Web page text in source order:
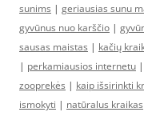
sunims | geriausias sunu
gyvūnus nuo karščio |
sausas maistas | kačių
| perkamiausios internetu |
zooprekės | kaip išsirinkti
ismokyti | natūralus kraikas